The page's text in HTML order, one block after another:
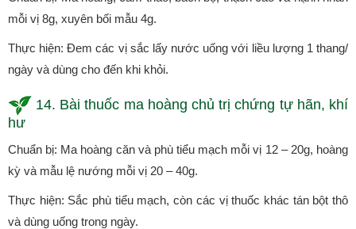
mỗi vị 8g, xuyên bối mẫu 4g.
Thực hiện: Đem các vị sắc lấy nước uống với liều lượng 1 thang/
ngày và dùng cho đến khi khỏi.
14. Bài thuốc ma hoàng chủ trị chứng tự hãn, khí
hư
Chuẩn bị: Ma hoàng căn và phù tiểu mạch mỗi vị 12 – 20g, hoàng
kỳ và mẫu lệ nướng mỗi vị 20 – 40g.
Thực hiện: Sắc phù tiểu mạch, còn các vị thuốc khác tán bột thô
và dùng uống trong ngày.